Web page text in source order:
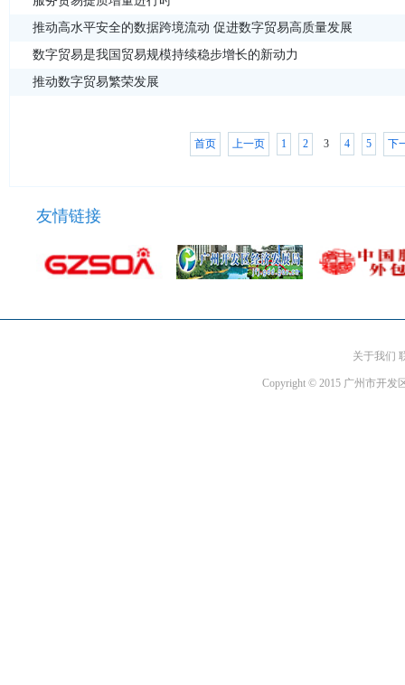
推动高水平安全的数据跨境流动 促进数字贸易高质量发展
数字贸易是我国贸易规模持续稳步增长的新动力
推动数字贸易繁荣发展
首页 上一页 1 2 3 4 5 下
友情链接
关于我们
Copyright © 2015 广州市开发